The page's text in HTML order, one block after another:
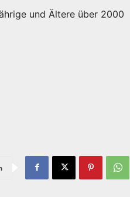
und Ältere über 2000